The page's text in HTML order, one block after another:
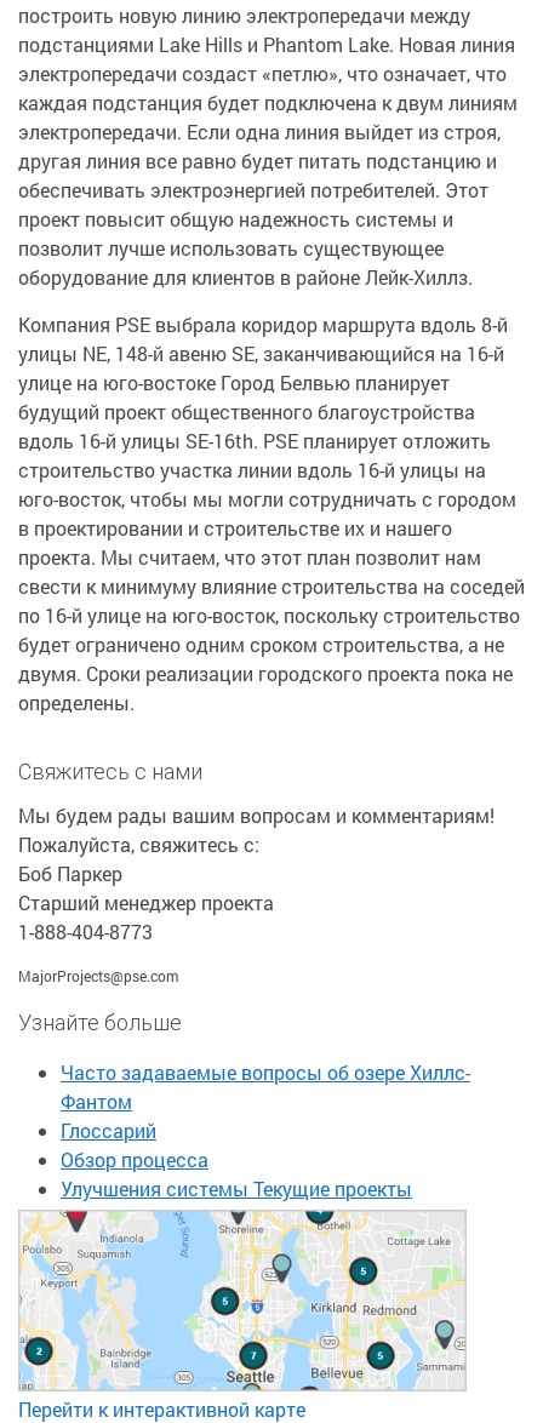
построить новую линию электропередачи между
подстанциями Lake Hills и Phantom Lake. Новая линия
электропередачи создаст «петлю», что означает, что
каждая подстанция будет подключена к двум линиям
электропередачи. Если одна линия выйдет из строя,
другая линия все равно будет питать подстанцию и
обеспечивать электроэнергией потребителей. Этот
проект повысит общую надежность системы и
позволит лучше использовать существующее
оборудование для клиентов в районе Лейк-Хиллз.
Компания PSE выбрала коридор маршрута вдоль 8-й
улицы NE, 148-й авеню SE, заканчивающийся на 16-й
улице на юго-востоке Город Белвью планирует
будущий проект общественного благоустройства
вдоль 16-й улицы SE-16th. PSE планирует отложить
строительство участка линии вдоль 16-й улицы на
юго-восток, чтобы мы могли сотрудничать с городом
в проектировании и строительстве их и нашего
проекта. Мы считаем, что этот план позволит нам
свести к минимуму влияние строительства на соседей
по 16-й улице на юго-восток, поскольку строительство
будет ограничено одним сроком строительства, а не
двумя. Сроки реализации городского проекта пока не
определены.
Свяжитесь с нами
Мы будем рады вашим вопросам и комментариям!
Пожалуйста, свяжитесь с:
Боб Паркер
Старший менеджер проекта
1-888-404-8773
MajorProjects@pse.com
Узнайте больше
Часто задаваемые вопросы об озере Хиллс-
Фантом
Глоссарий
Обзор процесса
Улучшения системы Текущие проекты
Перейти к интерактивной карте